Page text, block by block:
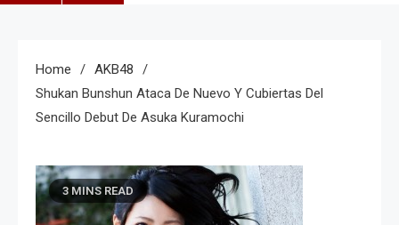
Home
AKB48
Shukan Bunshun Ataca De Nuevo Y Cubiertas Del
Sencillo Debut De Asuka Kuramochi
3 MINS READ